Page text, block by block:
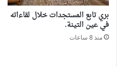
بري تابع المستجدات خلال لقاءاته
في عين التينة.
منذ 8 ساعات